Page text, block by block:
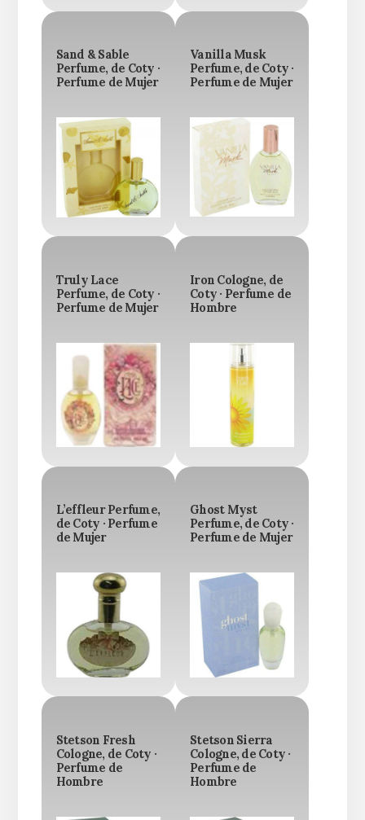
Sand & Sable
Perfume, de Coty ·
Perfume de Mujer
Vanilla Musk
Perfume, de Coty ·
Perfume de Mujer
Truly Lace
Perfume, de Coty ·
Perfume de Mujer
Iron Cologne, de
Coty · Perfume de
Hombre
L’effleur Perfume,
de Coty · Perfume
de Mujer
Ghost Myst
Perfume, de Coty ·
Perfume de Mujer
Stetson Fresh
Cologne, de Coty ·
Perfume de
Hombre
Stetson Sierra
Cologne, de Coty ·
Perfume de
Hombre